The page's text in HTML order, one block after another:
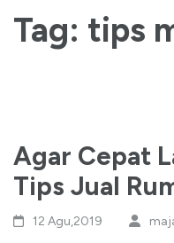
Enter)
dan Solusi
Tag: tips
Agar Cepat
Tips Jual
12 Agu,2019